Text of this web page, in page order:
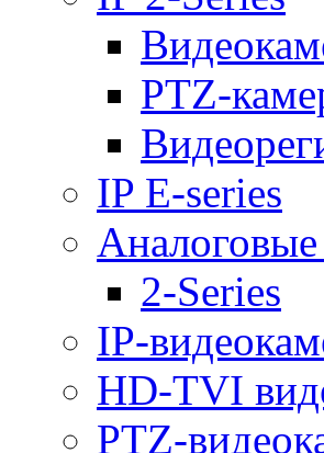
PTZ-
IP E-series
2-Series
IP-
HD-TVI
PTZ-